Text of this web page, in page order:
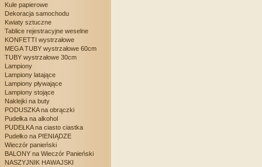
Kule papierowe
Dekoracja samochodu
Kwiaty sztuczne
Tablice rejestracyjne weselne
KONFETTI wystrzałowe
MEGA TUBY wystrzałowe 60cm
TUBY wystrzałowe 30cm
Lampiony
Lampiony latające
Lampiony pływające
Lampiony stojące
Naklejki na buty
PODUSZKA na obrączki
Pudełka na alkohol
PUDEŁKA na ciasto ciastka
Pudełko na PIENIĄDZE
Wieczór panieński
BALONY na Wieczór Panieński
NASZYJNIK HAWAJSKI